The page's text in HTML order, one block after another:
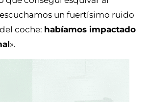
un fuertísimo ruido
coche: habíamos impactado
».